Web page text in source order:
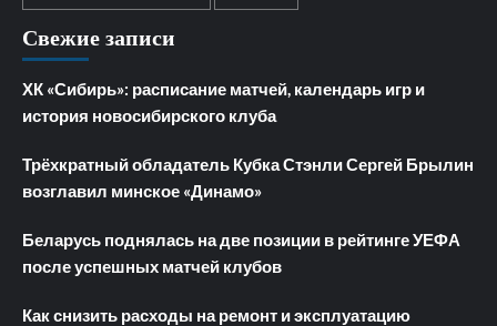
Свежие записи
ХК «Сибирь»: расписание матчей, календарь игр и
история новосибирского клуба
Трёхкратный обладатель Кубка Стэнли Сергей Брылин
возглавил минское «Динамо»
Беларусь поднялась на две позиции в рейтинге УЕФА
после успешных матчей клубов
Как снизить расходы на ремонт и эксплуатацию